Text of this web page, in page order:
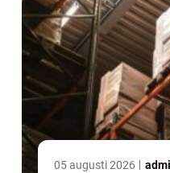
05 augusti 2026